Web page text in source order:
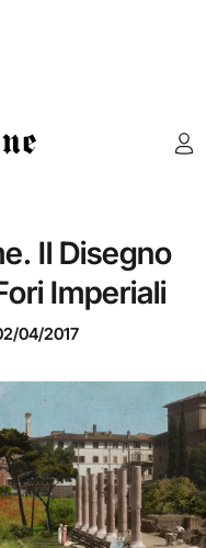
Il Disegno
Imperiali
04/2017